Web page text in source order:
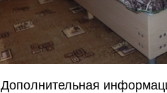
Дополнительная